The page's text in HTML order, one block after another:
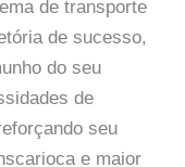
de transporte
de sucesso,
do seu
de
seu
e maior